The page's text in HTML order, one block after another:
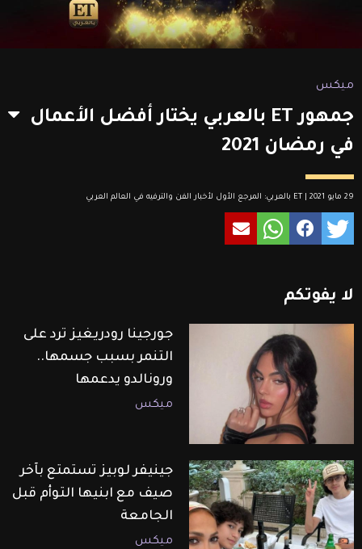
ميكس
جمهور ET بالعربي يختار أفضل الأعمال
في رمضان 2021
29 مايو 2021 | ET بالعربي: المرجع الأول لأخبار الفن والترفيه في العالم العربي
لا يفوتكم
جورجينا رودريغيز ترد على
التنمر بسبب جسمها..
ورونالدو يدعمها
ميكس
جينيفر لوبيز تستمتع بآخر
صيف مع ابنيها التوأم قبل
الجامعة
ميكس